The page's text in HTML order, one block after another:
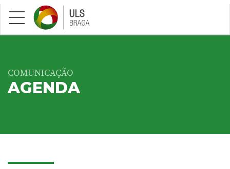
Saltar para conteúdo principal
COMUNICAÇÃO
AGENDA